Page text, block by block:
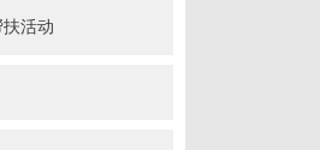
活动